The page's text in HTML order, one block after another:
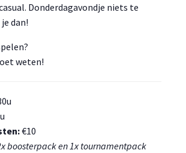
Donderdagavondje niets te
dan!
weten!
€10
boosterpack en 1x tournamentpack